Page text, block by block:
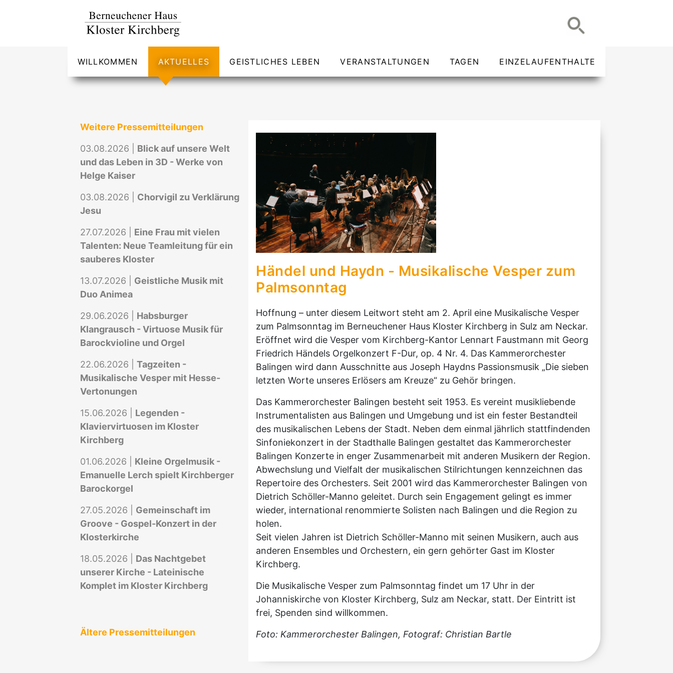
WILLKOMMEN AKTUELLES GEISTLICHES LEBEN VERANSTALTUNGEN TAGEN EINZELAUFENTHALTE
Weitere Pressemitteilungen
03.08.2026 | Blick auf unsere Welt
und das Leben in 3D - Werke von
Helge Kaiser
03.08.2026 | Chorvigil zu Verklärung
Jesu
27.07.2026 | Eine Frau mit vielen
Talenten: Neue Teamleitung für ein
sauberes Kloster
13.07.2026 | Geistliche Musik mit
Duo Animea
29.06.2026 | Habsburger
Klangrausch - Virtuose Musik für
Barockvioline und Orgel
22.06.2026 | Tagzeiten -
Musikalische Vesper mit Hesse-
Vertonungen
15.06.2026 | Legenden -
Klaviervirtuosen im Kloster
Kirchberg
01.06.2026 | Kleine Orgelmusik -
Emanuelle Lerch spielt Kirchberger
Barockorgel
27.05.2026 | Gemeinschaft im
Groove - Gospel-Konzert in der
Klosterkirche
18.05.2026 | Das Nachtgebet
unserer Kirche - Lateinische
Komplet im Kloster Kirchberg
Ältere Pressemitteilungen
Händel und Haydn - Musikalische Vesper zum
Palmsonntag
Hoffnung – unter diesem Leitwort steht am 2. April eine Musikalische Vesper
zum Palmsonntag im Berneuchener Haus Kloster Kirchberg in Sulz am Neckar.
Eröffnet wird die Vesper vom Kirchberg-Kantor Lennart Faustmann mit Georg
Friedrich Händels Orgelkonzert F-Dur, op. 4 Nr. 4. Das Kammerorchester
Balingen wird dann Ausschnitte aus Joseph Haydns Passionsmusik „Die sieben
letzten Worte unseres Erlösers am Kreuze“ zu Gehör bringen.
Das Kammerorchester Balingen besteht seit 1953. Es vereint musikliebende
Instrumentalisten aus Balingen und Umgebung und ist ein fester Bestandteil
des musikalischen Lebens der Stadt. Neben dem einmal jährlich stattfindenden
Sinfoniekonzert in der Stadthalle Balingen gestaltet das Kammerorchester
Balingen Konzerte in enger Zusammenarbeit mit anderen Musikern der Region.
Abwechslung und Vielfalt der musikalischen Stilrichtungen kennzeichnen das
Repertoire des Orchesters. Seit 2001 wird das Kammerorchester Balingen von
Dietrich Schöller-Manno geleitet. Durch sein Engagement gelingt es immer
wieder, international renommierte Solisten nach Balingen und die Region zu
holen.
Seit vielen Jahren ist Dietrich Schöller-Manno mit seinen Musikern, auch aus
anderen Ensembles und Orchestern, ein gern gehörter Gast im Kloster
Kirchberg.
Die Musikalische Vesper zum Palmsonntag findet um 17 Uhr in der
Johanniskirche von Kloster Kirchberg, Sulz am Neckar, statt. Der Eintritt ist
frei, Spenden sind willkommen.
Foto: Kammerorchester Balingen, Fotograf: Christian Bartle